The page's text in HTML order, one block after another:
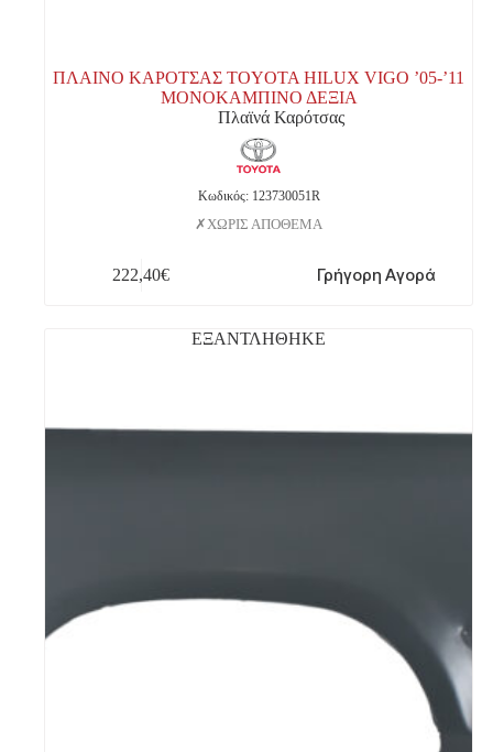
ΠΛΑΙΝΟ ΚΑΡΟΤΣΑΣ TOYOTA HILUX VIGO ’05-’11
ΜΟΝΟΚΑΜΠΙΝΟ ΔΕΞΙΑ
Πλαϊνά Καρότσας
Κωδικός: 123730051R
ΧΩΡΙΣ ΑΠΟΘΕΜΑ
222,40€ Γρήγορη Αγορά
ΕΞΑΝΤΛΗΘΗΚΕ